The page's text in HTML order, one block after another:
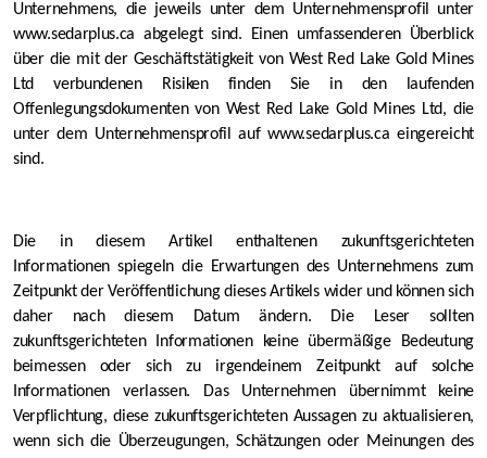
Unternehmens, die jeweils unter dem Unternehmensprofil unter
www.sedarplus.ca abgelegt sind. Einen umfassenderen Überblick
über die mit der Geschäftstätigkeit von West Red Lake Gold Mines
Ltd verbundenen Risiken finden Sie in den laufenden
Offenlegungsdokumenten von West Red Lake Gold Mines Ltd, die
unter dem Unternehmensprofil auf www.sedarplus.ca eingereicht
sind.
Die in diesem Artikel enthaltenen zukunftsgerichteten
Informationen spiegeln die Erwartungen des Unternehmens zum
Zeitpunkt der Veröffentlichung dieses Artikels wider und können sich
daher nach diesem Datum ändern. Die Leser sollten
zukunftsgerichteten Informationen keine übermäßige Bedeutung
beimessen oder sich zu irgendeinem Zeitpunkt auf solche
Informationen verlassen. Das Unternehmen übernimmt keine
Verpflichtung, diese zukunftsgerichteten Aussagen zu aktualisieren,
wenn sich die Überzeugungen, Schätzungen oder Meinungen des